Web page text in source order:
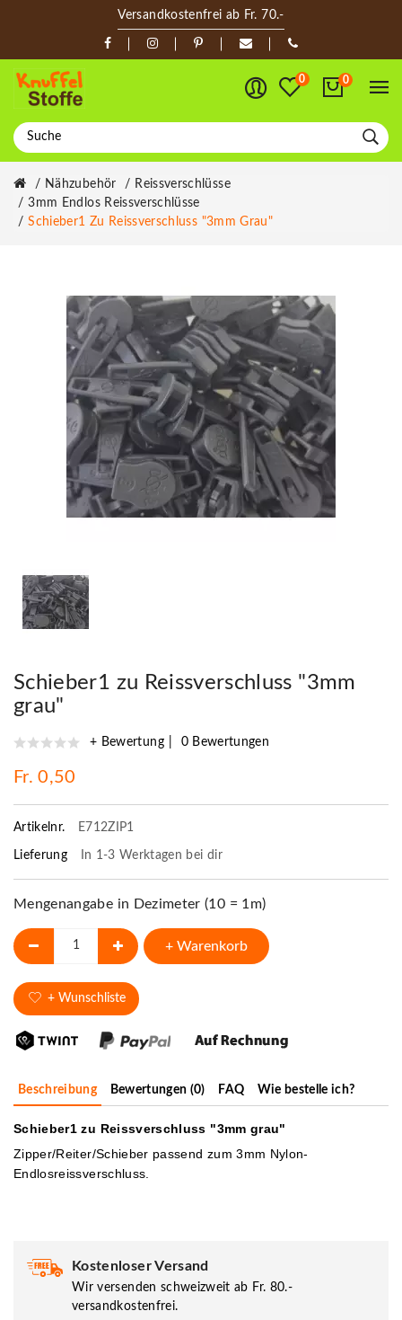
Versandkostenfrei ab Fr. 70.-
0 0
Nähzubehör
Reissverschlüsse
3mm Endlos Reissverschlüsse
Schieber1 Zu Reissverschluss "3mm Grau"
Schieber1 zu Reissverschluss "3mm
grau"
+ Bewertung 0 Bewertungen
Fr. 0,50
Artikelnr. E712ZIP1
Lieferung In 1-3 Werktagen bei dir
Mengenangabe in Dezimeter (10 = 1m)
+ Warenkorb
+ Wunschliste
Beschreibung Bewertungen (0) FAQ Wie bestelle ich?
Schieber1 zu Reissverschluss "3mm grau"
Zipper/Reiter/Schieber passend zum 3mm Nylon-
Endlosreissverschluss.
Kostenloser Versand
Wir versenden schweizweit ab Fr. 80.-
versandkostenfrei.